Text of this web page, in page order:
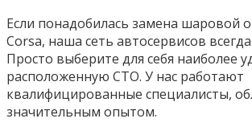
Если понадобилась замена шаровой
Corsa, наша сеть автосервисов
Просто выберите для себя наиболее
расположенную СТО. У нас работают
квалифицированные специалисты,
значительным опытом.